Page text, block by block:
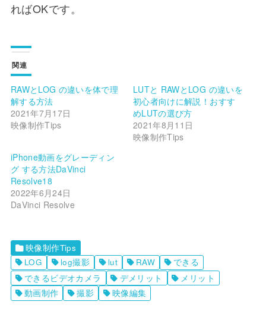
ればOKです。
関連
RAWとLOG の違いを体で理
解する方法
2021年7月17日
映像制作Tips
LUTと RAWとLOG の違いを
初心者向けに解説！おすす
めLUTの選び方
2021年8月11日
映像制作Tips
iPhone動画をグレーディン
グ する方法DaVinci
Resolve18
2022年6月24日
DaVinci Resolve
映像制作Tips
LOG
log撮影 lut RAW
できる
できるビデオカメラ
デメリット
メリット
動画制作
撮影 映像編集